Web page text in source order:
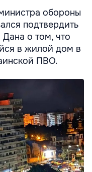
обороны
подтвердить
о том, что
в жилой дом в
ПВО.